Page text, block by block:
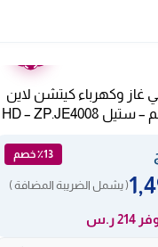
غاز وكهرباء كيتشن لاين
٪13 خصم
( يشمل الضريبة المضافة )
214 ر.س